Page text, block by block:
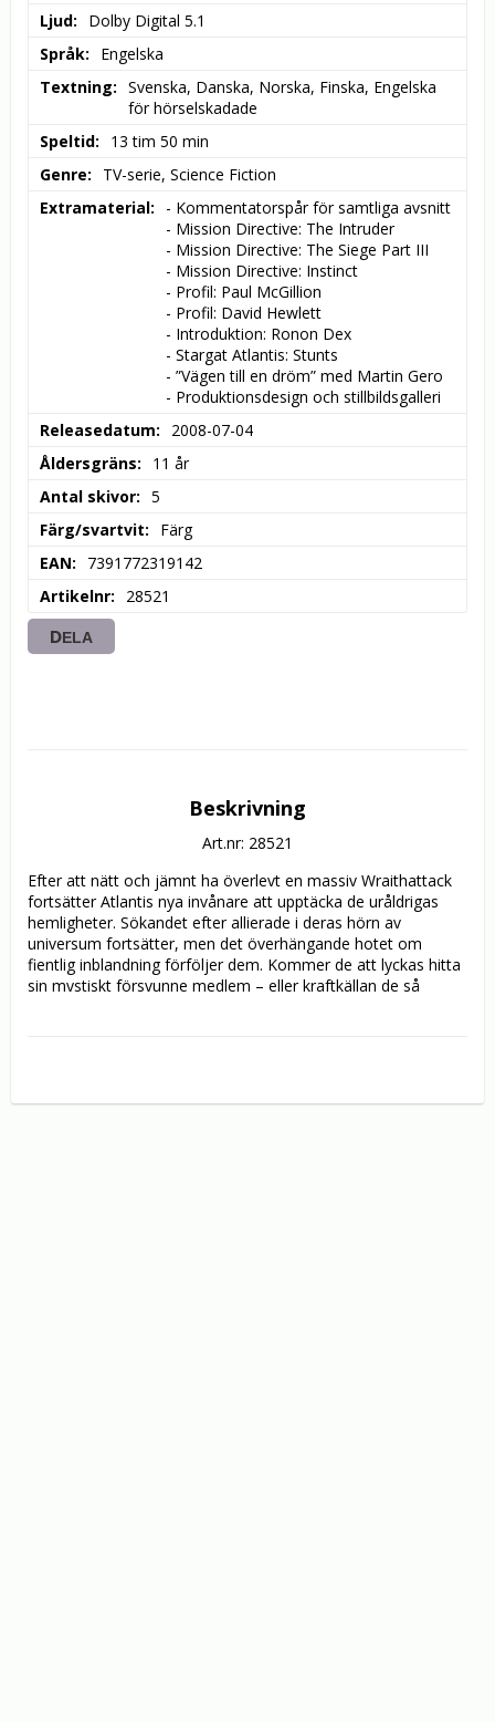
Ljud
Dolby Digital 5.1
Språk
Engelska
Textning
Svenska, Danska, Norska, Finska, Engelska
för hörselskadade
Speltid
13 tim 50 min
Genre
TV-serie, Science Fiction
Extramaterial
- Kommentatorspår för samtliga avsnitt
- Mission Directive: The Intruder
- Mission Directive: The Siege Part III
- Mission Directive: Instinct
- Profil: Paul McGillion
- Profil: David Hewlett
- Introduktion: Ronon Dex
- Stargat Atlantis: Stunts
- ”Vägen till en dröm” med Martin Gero
- Produktionsdesign och stillbildsgalleri
Releasedatum
2008-07-04
Åldersgräns
11 år
Antal skivor
5
Färg/svartvit
Färg
EAN
7391772319142
Artikelnr
28521
DELA
Beskrivning
Art.nr: 28521
Efter att nätt och jämnt ha överlevt en massiv Wraithattack
fortsätter Atlantis nya invånare att upptäcka de uråldrigas
hemligheter. Sökandet efter allierade i deras hörn av
universum fortsätter, men det överhängande hotet om
fientlig inblandning förföljer dem. Kommer de att lyckas hitta
sin mystiskt försvunne medlem – eller kraftkällan de så